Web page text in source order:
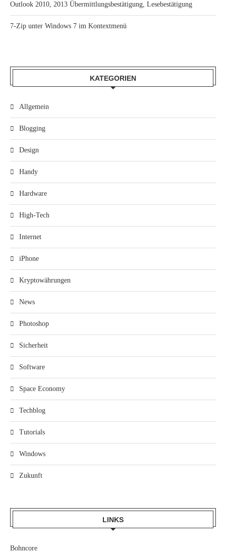
Outlook 2010, 2013 Übermittlungsbestätigung, Lesebestätigung
7-Zip unter Windows 7 im Kontextmenü
KATEGORIEN
Allgemein
Blogging
Design
Handy
Hardware
High-Tech
Internet
iPhone
Kryptowährungen
News
Photoshop
Sicherheit
Software
Space Economy
Techblog
Tutorials
Windows
Zukunft
LINKS
Bohncore